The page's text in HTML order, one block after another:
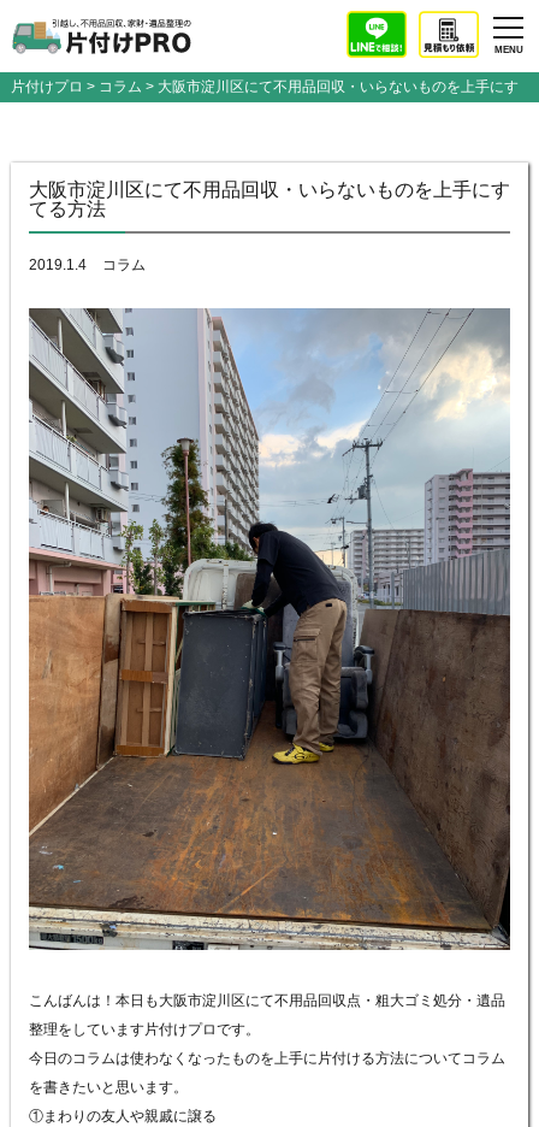
片付けプロ > コラム > 大阪市淀川区にて不用品回収・いらないものを上手にす
大阪市淀川区にて不用品回収・いらないものを上手にす
てる方法
2019.1.4 コラム
こんばんは！本日も大阪市淀川区にて不用品回収点・粗大ゴミ処分・遺品
整理をしています片付けプロです。
今日のコラムは使わなくなったものを上手に片付ける方法についてコラム
を書きたいと思います。
①まわりの友人や親戚に譲る